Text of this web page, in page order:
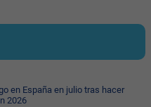
en España en julio tras hacer
2026